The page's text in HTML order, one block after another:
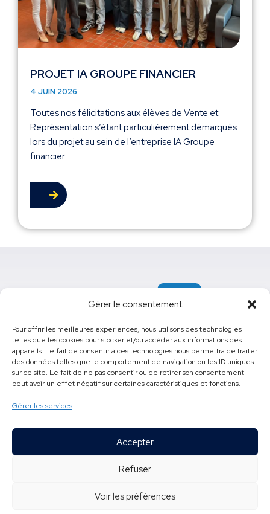
Gérer le consentement
Pour offrir les meilleures expériences, nous utilisons des technologies
telles que les cookies pour stocker et/ou accéder aux informations des
appareils. Le fait de consentir à ces technologies nous permettra de traiter
des données telles que le comportement de navigation ou les ID uniques
sur ce site. Le fait de ne pas consentir ou de retirer son consentement
peut avoir un effet négatif sur certaines caractéristiques et fonctions.
Gérer les services
Accepter
Refuser
Voir les préférences
PROJET IA GROUPE FINANCIER
4 JUIN 2026
Toutes nos félicitations aux élèves de Vente et
Représentation s’étant particulièrement démarqués
lors du projet au sein de l’entreprise IA Groupe
financier.
425, 16 Rue, Saint-Georges, (Québec) G5Y 4W2
418 228-5541poste61500
Tous droits réservés © 2026
Centre de formation professionnelle Pozer
Politique de confidentialité-Accessibilité